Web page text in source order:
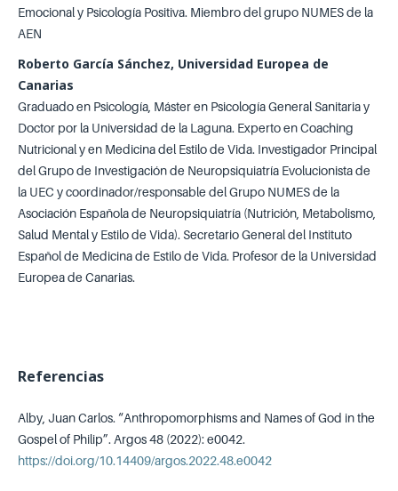
Emocional y Psicología Positiva. Miembro del grupo NUMES de la
AEN
Roberto García Sánchez, Universidad Europea de
Canarias
Graduado en Psicología, Máster en Psicología General Sanitaria y
Doctor por la Universidad de la Laguna. Experto en Coaching
Nutricional y en Medicina del Estilo de Vida. Investigador Principal
del Grupo de Investigación de Neuropsiquiatría Evolucionista de
la UEC y coordinador/responsable del Grupo NUMES de la
Asociación Española de Neuropsiquiatría (Nutrición, Metabolismo,
Salud Mental y Estilo de Vida). Secretario General del Instituto
Español de Medicina de Estilo de Vida. Profesor de la Universidad
Europea de Canarias.
Referencias
Alby, Juan Carlos. “Anthropomorphisms and Names of God in the
Gospel of Philip”. Argos 48 (2022): e0042.
https://doi.org/10.14409/argos.2022.48.e0042